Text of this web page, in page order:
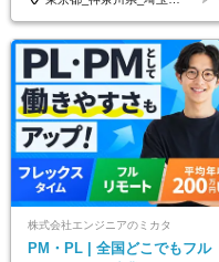
株式会社エンジニアのミカタ
PM・PL | 全国どこでもフル